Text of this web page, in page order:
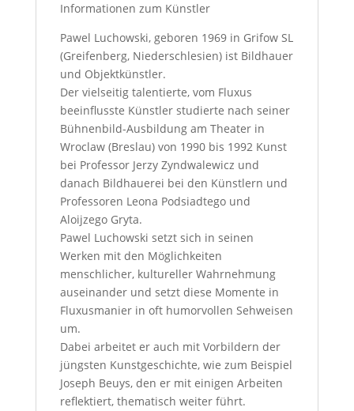
Informationen zum Künstler
Pawel Luchowski, geboren 1969 in Grifow SL
(Greifenberg, Niederschlesien) ist Bildhauer
und Objektkünstler.
Der vielseitig talentierte, vom Fluxus
beeinflusste Künstler studierte nach seiner
Bühnenbild-Ausbildung am Theater in
Wroclaw (Breslau) von 1990 bis 1992 Kunst
bei Professor Jerzy Zyndwalewicz und
danach Bildhauerei bei den Künstlern und
Professoren Leona Podsiadtego und
Aloijzego Gryta.
Pawel Luchowski setzt sich in seinen
Werken mit den Möglichkeiten
menschlicher, kultureller Wahrnehmung
auseinander und setzt diese Momente in
Fluxusmanier in oft humorvollen Sehweisen
um.
Dabei arbeitet er auch mit Vorbildern der
jüngsten Kunstgeschichte, wie zum Beispiel
Joseph Beuys, den er mit einigen Arbeiten
reflektiert, thematisch weiter führt.